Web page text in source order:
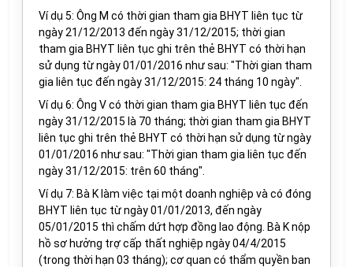
Ví dụ 5: Ông M có thời gian tham gia BHYT liên tục từ
ngày 21/12/2013 đến ngày 31/12/2015; thời gian
tham gia BHYT liên tục ghi trên thẻ BHYT có thời hạn
sử dụng từ ngày 01/01/2016 như sau: "Thời gian tham
gia liên tục đến ngày 31/12/2015: 24 tháng 10 ngày".
Ví dụ 6: Ông V có thời gian tham gia BHYT liên tục đến
ngày 31/12/2015 là 70 tháng; thời gian tham gia BHYT
liên tục ghi trên thẻ BHYT có thời hạn sử dụng từ ngày
01/01/2016 như sau: "Thời gian tham gia liên tục đến
ngày 31/12/2015: trên 60 tháng".
Ví dụ 7: Bà K làm việc tại một doanh nghiệp và có đóng
BHYT liên tục từ ngày 01/01/2013, đến ngày
05/01/2015 thì chấm dứt hợp đồng lao động. Bà K nộp
hồ sơ hưởng trợ cấp thất nghiệp ngày 04/4/2015
(trong thời hạn 03 tháng); cơ quan có thẩm quyền ban